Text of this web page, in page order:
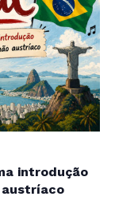
introdução